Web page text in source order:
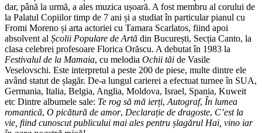
dar, până la urmă, a ales muzica ușoară. A fost membru al corului de
la Palatul Copiilor timp de 7 ani și a studiat în particular pianul cu
Fromi Moreno și arta actoriei cu Tamara Scarlatos, fiind apoi
absolvent al Școlii Populare de Artă din București, Secția Canto, la
clasa celebrei profesoare Florica Orăscu. A debutat în 1983 la
Festivalul de la Mamaia, cu melodia Ochii tăi de Vasile
Veselovschi. Este interpretul a peste 200 de piese, multe dintre ele
având statut de șlagăr. De-a lungul carierei a efectuat turnee în SUA,
Germania, Italia, Belgia, Anglia, Moldova, Israel, Spania, Kuweit
etc Dintre albumele sale: Te rog să mă ierți, Autograf, În lumea
romantică, O picătură de amor, Declarație de dragoste, C’est la
vie, fiind cunoscut publicului mai ales pentru șlagărul Hai, vino iar